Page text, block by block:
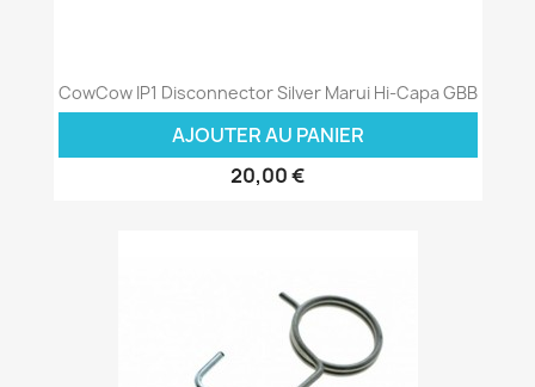
CowCow IP1 Disconnector Silver Marui Hi-Capa GBB
AJOUTER AU PANIER
20,00 €